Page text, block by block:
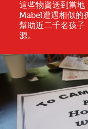
這些物資送到當
Mabel遭遇相似的
幫助近二千名孩子
源。